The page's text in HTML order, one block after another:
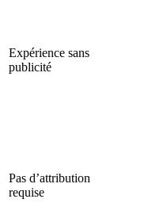
Expérience sans
publicité
Pas d’attribution
requise